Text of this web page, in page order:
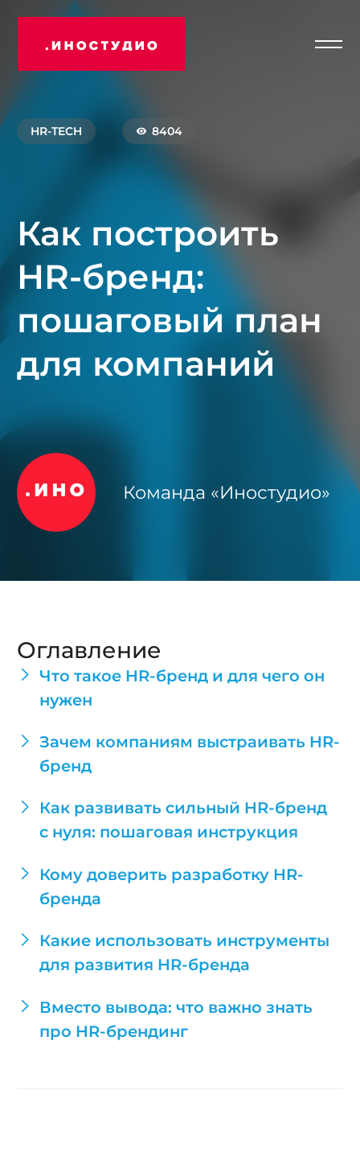
Иностудио
HR-TECH 8404
Как построить
HR-бренд:
пошаговый план
для компаний
Команда «Иностудио»
Оглавление
Что такое HR-бренд и для чего он
нужен
Зачем компаниям выстраивать HR-
бренд
Как развивать сильный HR-бренд
с нуля: пошаговая инструкция
Кому доверить разработку HR-
бренда
Какие использовать инструменты
для развития HR-бренда
Вместо вывода: что важно знать
про HR-брендинг